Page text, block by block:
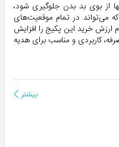
از بوی بد بدن جلوگیری شود،
می‌تواند در تمام موقعیت‌های
ارزش خرید این پکیج را افزایش
کاربردی و مناسب برای هدیه
بیشتر